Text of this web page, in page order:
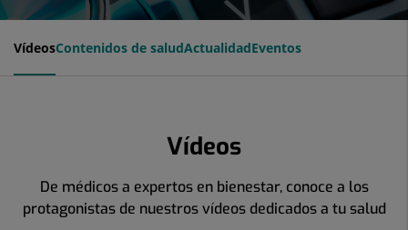
VídeosContenidos de saludActualidadEventos
Vídeos
De médicos a expertos en bienestar, conoce a los
protagonistas de nuestros vídeos dedicados a tu salud